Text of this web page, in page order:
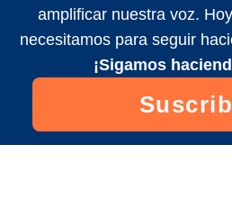
amplificar nuestra voz.
necesitamos para seguir
¡Sigamos